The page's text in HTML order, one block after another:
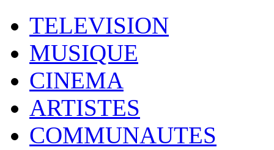
TELEVISION
MUSIQUE
CINEMA
ARTISTES
COMMUNAUTES